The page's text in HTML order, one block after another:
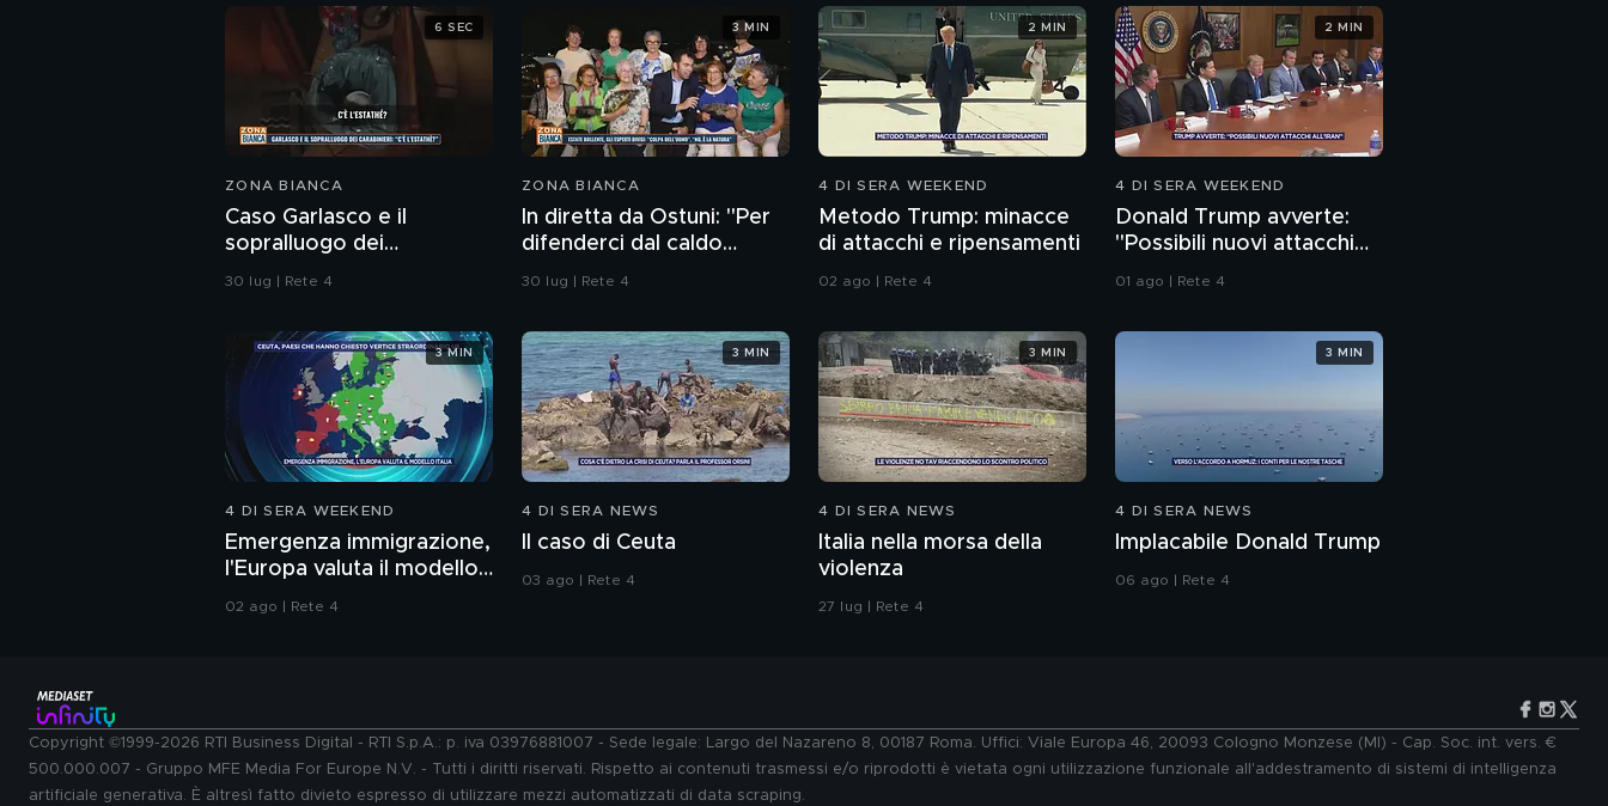
ZONA BIANCA
Caso Garlasco e il
sopralluogo dei
Carabinieri
30 lug | Rete 4
6 SEC
ZONA BIANCA
In diretta da Ostuni: "Per
difenderci dal caldo
abbiamo solo i ventagli"
30 lug | Rete 4
3 MIN
4 DI SERA WEEKEND
Metodo Trump: minacce
di attacchi e ripensamenti
02 ago | Rete 4
2 MIN
4 DI SERA WEEKEND
Donald Trump avverte:
"Possibili nuovi attacchi
all'Iran"
01 ago | Rete 4
2 MIN
4 DI SERA WEEKEND
Emergenza immigrazione,
l'Europa valuta il modello
02 ago | Rete 4
3 MIN
4 DI SERA NEWS
Il caso di Ceuta
03 ago | Rete 4
3 MIN
4 DI SERA NEWS
Italia nella morsa della
violenza
27 lug | Rete 4
3 MIN
4 DI SERA NEWS
Implacabile Donald Trump
06 ago | Rete 4
3 MIN
Copyright ©1999-2026 RTI Business Digital - RTI S.p.A.: p. iva 03976881007 - Sede legale: Largo del Nazareno 8, 00187 Roma. Uffici: Viale Europa 46, 20093 Cologno Monzese (MI) - Cap. Soc. int. vers. €
500.000.007 - Gruppo MFE Media For Europe N.V. - Tutti i diritti riservati. Rispetto ai contenuti trasmessi e/o riprodotti è vietata ogni utilizzazione funzionale all'addestramento di sistemi di intelligenza
artificiale generativa. È altresì fatto divieto espresso di utilizzare mezzi automatizzati di data scraping.